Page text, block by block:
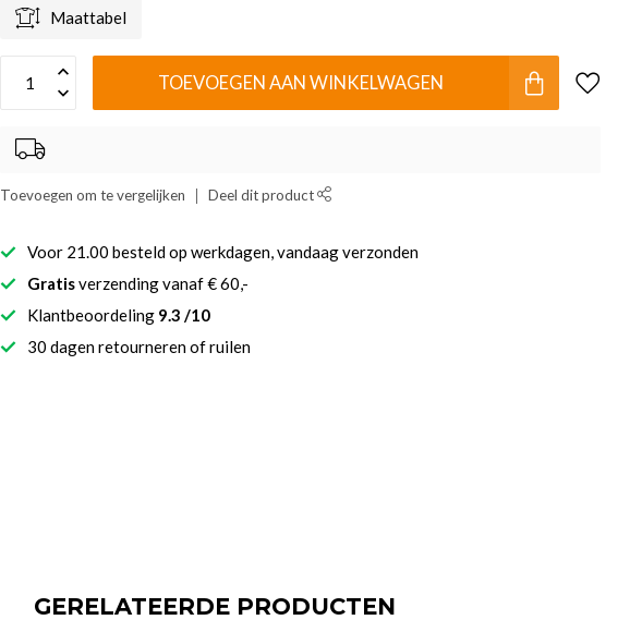
Maattabel
TOEVOEGEN AAN WINKELWAGEN
Toevoegen om te vergelijken Deel dit product
Voor 21.00 besteld op werkdagen, vandaag verzonden
Gratisverzending vanaf € 60,-
Klantbeoordeling 9.3 /10
30 dagen retourneren of ruilen
GERELATEERDE PRODUCTEN